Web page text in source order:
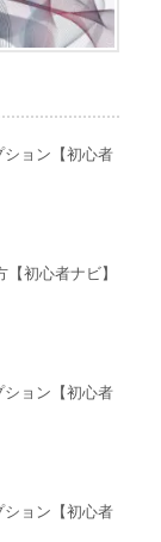
ション【初心者
初心者ナビ】
ション【初心者
ション【初心者